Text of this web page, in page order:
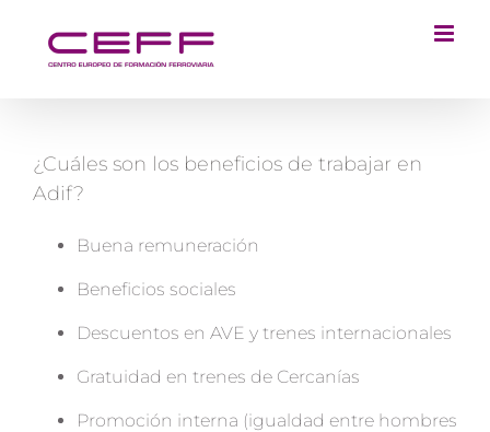
contenido
¿Cuáles son los beneficios de trabajar en
Adif?
Buena remuneración
Beneficios sociales
Descuentos en AVE y trenes internacionales
Gratuidad en trenes de Cercanías
Promoción interna (igualdad entre hombres